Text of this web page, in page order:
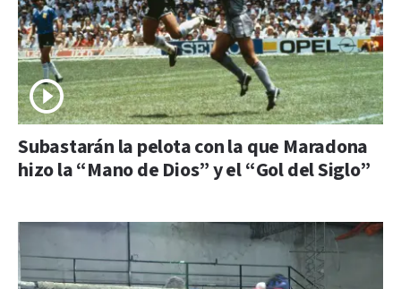
Subastarán la pelota con la que Maradona
hizo la “Mano de Dios” y el “Gol del Siglo”